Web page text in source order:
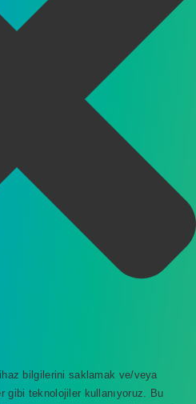
bilgilerini saklamak ve/veya
gibi teknolojiler kullanıyoruz. Bu